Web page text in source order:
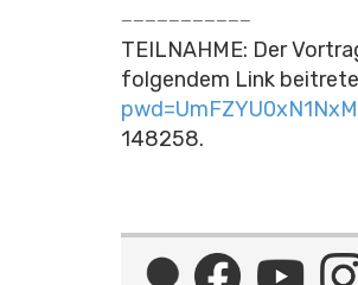
———————————
TEILNAHME: Der
folgendem Link
148258.